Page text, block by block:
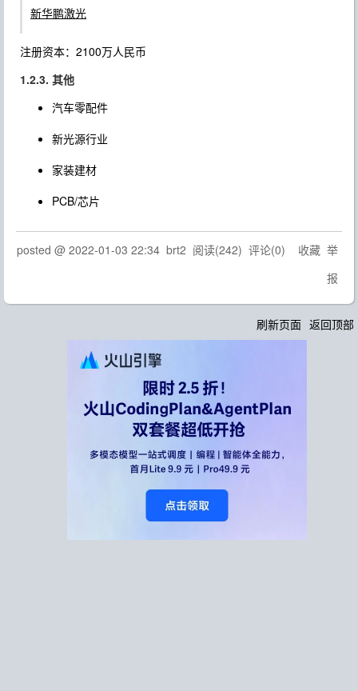
新华鹏激光
注册资本：2100万人民币
1.2.3. 其他
汽车零配件
新光源行业
家装建材
PCB/芯片
posted @ 2022-01-03 22:34 brt2 阅读(242) 评论(0) 收藏 举
报
刷新页面 返回顶部